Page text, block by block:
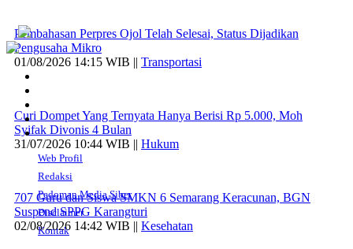
Pembahasan Perpres Ojol Telah Selesai, Status Dijadikan
Pengusaha Mikro
01/08/2026 14:15 WIB || Transportasi
Curi Dompet Yang Ternyata Hanya Berisi Rp 5.000, Moh
Syifak Divonis 4 Bulan
31/07/2026 10:44 WIB || Hukum
707 Guru dan Siswa SMKN 6 Semarang Keracunan, BGN
Suspend SPPG Karangturi
02/08/2026 14:42 WIB || Kesehatan
Web Profil
Redaksi
Pedoman Media Siber
Disclaimer
Kontak